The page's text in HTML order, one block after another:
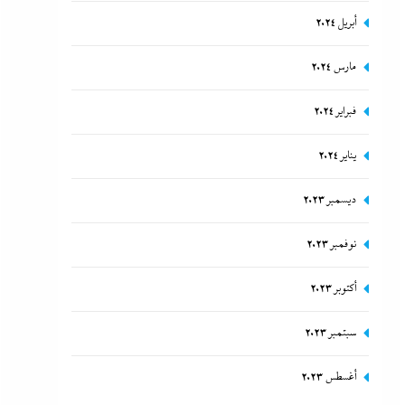
أبريل 2024
مارس 2024
فبراير 2024
يناير 2024
ديسمبر 2023
نوفمبر 2023
أكتوبر 2023
سبتمبر 2023
أغسطس 2023